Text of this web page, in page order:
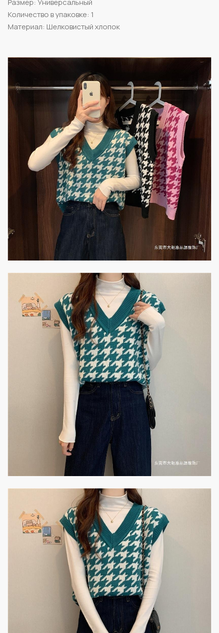
Размер: Универсальный
Количество в упаковке: 1
Материал: Шелковистый хлопок